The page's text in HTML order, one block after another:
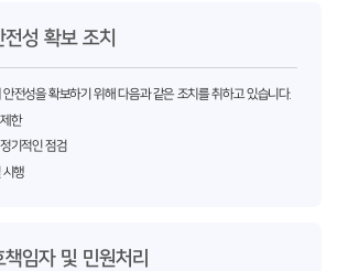
성 확보 조치
전성을 확보하기 위해 다음과 같은 조치를 취하고 있습니다.
한
기적인 점검
시행
임자 및 민원처리